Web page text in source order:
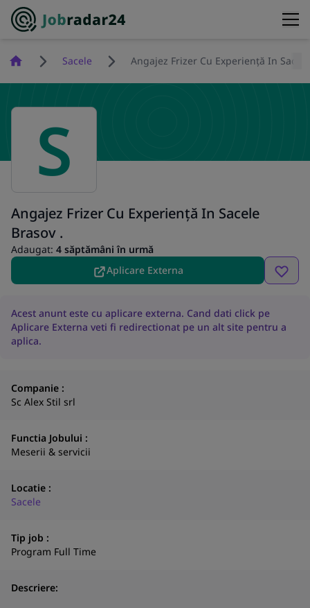
HomepageSacele Angajez Frizer Cu Experiență In
S
Angajez Frizer Cu Experiență In Sacele
Brasov .
Adaugat: 4 săptămâni în urmă
Aplicare Externa
Acest anunt este cu aplicare externa. Cand dati click pe
Aplicare Externa veti fi redirectionat pe un alt site pentru a
aplica.
Companie :
Sc Alex Stil srl
Functia Jobului :
Meserii & servicii
Locatie :
Sacele
Tip job :
Program Full Time
Descriere: